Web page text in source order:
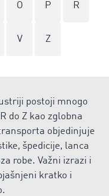
O P R
V Z
postoji mnogo
do Z kao zglobna
objedinjuje
špedicije, lanca
robe. Važni izrazi i
kratko i